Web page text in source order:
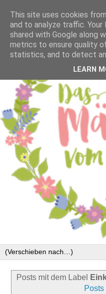
Posts mit dem Label
This site uses cookies
and to analyze traffic.
shared with Google along
metrics to ensure quality
statistics, and to detect
LEARN